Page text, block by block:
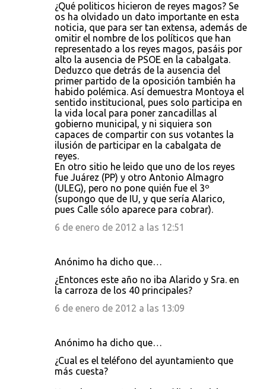
¿Qué politicos hicieron de reyes magos? Se
os ha olvidado un dato importante en esta
noticia, que para ser tan extensa, además de
omitir el nombre de los políticos que han
representado a los reyes magos, pasáis por
alto la ausencia de PSOE en la cabalgata.
Deduzco que detrás de la ausencia del
primer partido de la oposición también ha
habido polémica. Así demuestra Montoya el
sentido institucional, pues solo participa en
la vida local para poner zancadillas al
gobierno municipal, y ni siquiera son
capaces de compartir con sus votantes la
ilusión de participar en la cabalgata de
reyes.
En otro sitio he leido que uno de los reyes
fue Juárez (PP) y otro Antonio Almagro
(ULEG), pero no pone quién fue el 3º
(supongo que de IU, y que sería Alarico,
pues Calle sólo aparece para cobrar).
6 de enero de 2012 a las 12:51
Anónimo ha dicho que…
¿Entonces este año no iba Alarido y Sra. en
la carroza de los 40 principales?
6 de enero de 2012 a las 13:09
Anónimo ha dicho que…
¿Cual es el teléfono del ayuntamiento que
más cuesta?